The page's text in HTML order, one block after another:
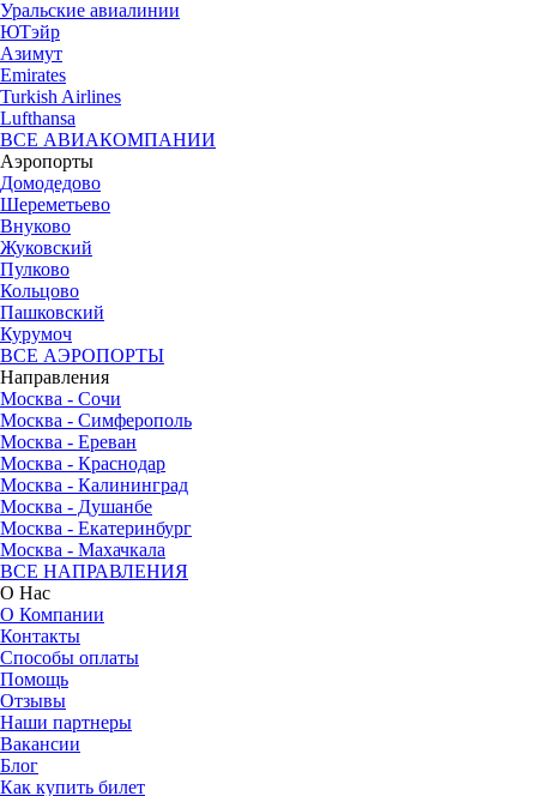
Уральские авиалинии
ЮТэйр
Азимут
Emirates
Turkish Airlines
Lufthansa
ВСЕ АВИАКОМПАНИИ
Аэропорты
Домодедово
Шереметьево
Внуково
Жуковский
Пулково
Кольцово
Пашковский
Курумоч
ВСЕ АЭРОПОРТЫ
Направления
Москва - Сочи
Москва - Симферополь
Москва - Ереван
Москва - Краснодар
Москва - Калининград
Москва - Душанбе
Москва - Екатеринбург
Москва - Махачкала
ВСЕ НАПРАВЛЕНИЯ
О Нас
О Компании
Контакты
Способы оплаты
Помощь
Отзывы
Наши партнеры
Вакансии
Блог
Как купить билет